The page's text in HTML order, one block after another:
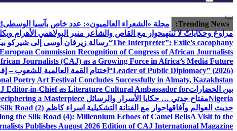
Trending News: مجلة «الشعراء العالميون»: عدد خاص بآسيا الوسطى
مراوغ وحكاياتٌ لا تنتهيحوار مع القاص والشاعر منير البولاهمي الأهرام
“The Interpreter”: Exile’s cacophanyرسالة زيرفان أوسى إلى شيركو
Commission Recognition of Congress of African Journalists
Journalists (CAJ) as a Growing Force in Africa’s Media Future
“Leader of Public Diplomacy” (2026) اختتام القمة العالمية للشعوب –
Poetry Art Festival Concludes Successfully in Almaty, Kazakhstan
بين الحضاراتEditor-in-Chief as Literature Cultural Ambassador for
Nigeriaمفتاح جدتي … حكايا الأسرار والرسائل a Masterpiece
حديث العوالم وآفاقهاحوار مع الفنانة التشكيلية اسراء كاظم Road (2)
the Silk Road (4): Millennium Echoes of Camel BellsA Visit to the
Publishes August 2026 Edition of CAJ International Magazine